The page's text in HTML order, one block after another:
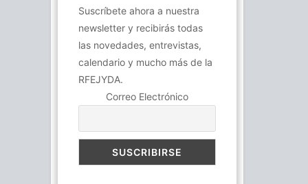
Suscríbete ahora a nuestra
newsletter y recibirás todas
las novedades, entrevistas,
calendario y mucho más de la
RFEJYDA.
Correo Electrónico